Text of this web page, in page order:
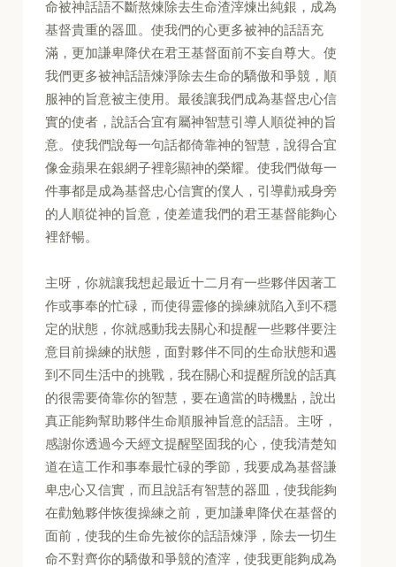
命被神話語不斷熬煉除去生命渣滓煉出純銀，成為
基督貴重的器皿。使我們的心更多被神的話語充
滿，更加謙卑降伏在君王基督面前不妄自尊大。使
我們更多被神話語煉淨除去生命的驕傲和爭競，順
服神的旨意被主使用。最後讓我們成為基督忠心信
實的使者，說話合宜有屬神智慧引導人順從神的旨
意。使我們說每一句話都倚靠神的智慧，說得合宜
像金蘋果在銀網子裡彰顯神的榮耀。使我們做每一
件事都是成為基督忠心信實的僕人，引導勸戒身旁
的人順從神的旨意，使差遣我們的君王基督能夠心
裡舒暢。
主呀，你就讓我想起最近十二月有一些夥伴因著工
作或事奉的忙碌，而使得靈修的操練就陷入到不穩
定的狀態，你就感動我去關心和提醒一些夥伴要注
意目前操練的狀態，面對夥伴不同的生命狀態和遇
到不同生活中的挑戰，我在關心和提醒所說的話真
的很需要倚靠你的智慧，要在適當的時機點，說出
真正能夠幫助夥伴生命順服神旨意的話語。主呀，
感謝你透過今天經文提醒堅固我的心，使我清楚知
道在這工作和事奉最忙碌的季節，我要成為基督謙
卑忠心又信實，而且說話有智慧的器皿，使我能夠
在勸勉夥伴恢復操練之前，更加謙卑降伏在基督的
面前，使我的生命先被你的話語煉淨，除去一切生
命不對齊你的驕傲和爭競的渣滓，使我更能夠成為